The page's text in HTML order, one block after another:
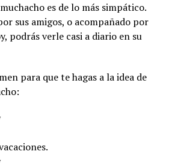
es de lo más simpático.
sus amigos, o acompañado por
podrás verle casi a diario en su
para que te hagas a la idea de